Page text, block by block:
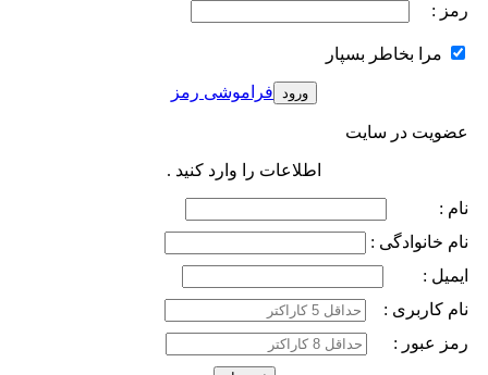
رمز :
مرا بخاطر بسپار
فراموشی رمز
عضویت در سایت
اطلاعات را وارد کنید .
نام :
نام خانوادگی :
ایمیل :
نام کاربری :
رمز عبور :